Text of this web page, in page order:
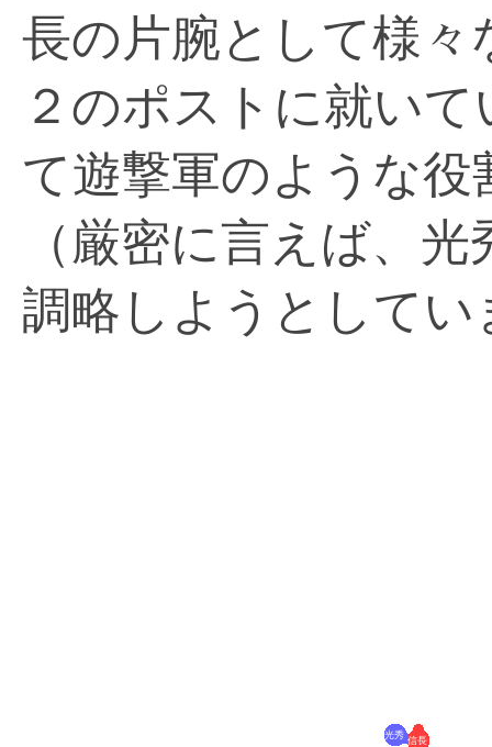
長の片腕として様
２のポストに就い
て遊撃軍のような
（厳密に言えば、
調略しようとしてい
信長
光秀